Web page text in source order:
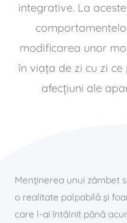
integrative. La
modificarea unor
în viaţa de zi cu zi
afecţiuni ale
Menţinerea unui zâmbet
o realitate palpabilă şi
care l-ai întâlnit până